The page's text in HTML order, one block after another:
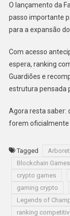
O lançamento da
passo importante
para a expansão
Com acesso
espera, ranking
Guardiões e
estrutura pensada
Agora resta saber:
forem oficialmente
Tagged
Blockchain Games
crypto games
gaming crypto
Legends of
ranking